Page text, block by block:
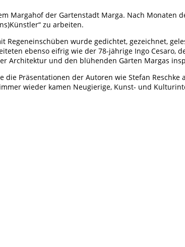
der Gartenstadt Marga. Nach Monaten
zu arbeiten.
wurde gedichtet, gezeichnet,
ebenso eifrig wie der 78-jährige Ingo Cesaro,
Architektur und den blühenden Gärten Margas
Präsentationen der Autoren wie Stefan
wieder kamen Neugierige, Kunst- und